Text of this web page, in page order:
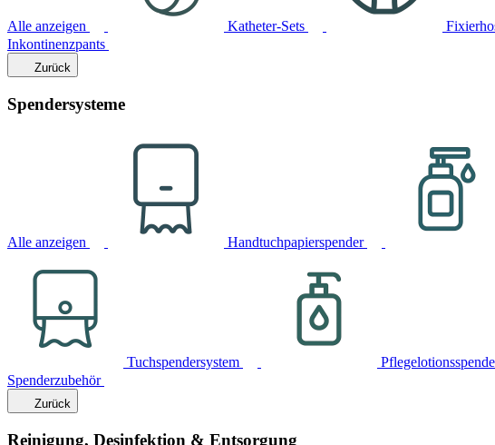
Alle anzeigen Katheter-Sets
Inkontinenzpants
Zurück
Spendersysteme
Alle anzeigen Handtuchpapierspender
Tuchspendersystem
Spenderzubehör
Zurück
Reinigung, Desinfektion & Entsorgung